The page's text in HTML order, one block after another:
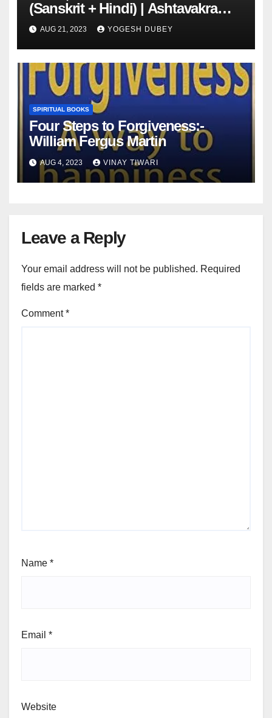
(Sanskrit + Hindi) | Ashtavakra
Gita Book Free
AUG 21, 2023 YOGESH DUBEY
SPIRITUAL BOOKS
Four Steps to Forgiveness:-
William Fergus Martin
AUG 4, 2023 VINAY TIWARI
Leave a Reply
Your email address will not be published. Required
fields are marked *
Comment*
Name *
Email *
Website